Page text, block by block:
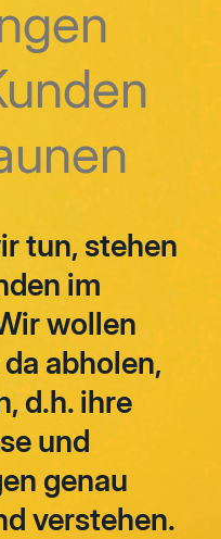
tun, stehen
im
wollen
abholen,
d.h. ihre
und
genau
verstehen.